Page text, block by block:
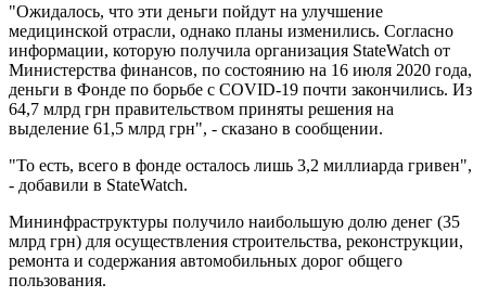
"Ожидалось, что эти деньги пойдут на улучшение
медицинской отрасли, однако планы изменились. Согласно
информации, которую получила организация StateWatch от
Министерства финансов, по состоянию на 16 июля 2020 года,
деньги в Фонде по борьбе с COVID-19 почти закончились. Из
64,7 млрд грн правительством приняты решения на
выделение 61,5 млрд грн", - сказано в сообщении.
"То есть, всего в фонде осталось лишь 3,2 миллиарда гривен",
- добавили в StateWatch.
Мининфраструктуры получило наибольшую долю денег (35
млрд грн) для осуществления строительства, реконструкции,
ремонта и содержания автомобильных дорог общего
пользования.